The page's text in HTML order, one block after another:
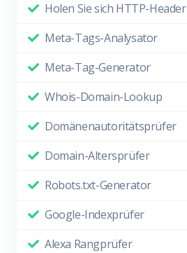
Holen Sie sich HTTP-Header
Meta-Tags-Analysator
Meta-Tag-Generator
Whois-Domain-Lookup
Domänenautoritätsprüfer
Domain-Altersprüfer
Robots.txt-Generator
Google-Indexprüfer
Alexa Rangprüfer